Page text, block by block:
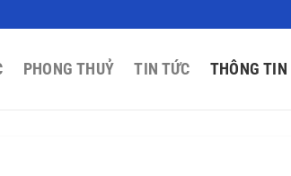
PHONG THUỶ TIN TỨC THÔNG TIN